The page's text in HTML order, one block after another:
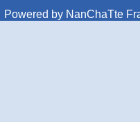
Powered by NanChaTte